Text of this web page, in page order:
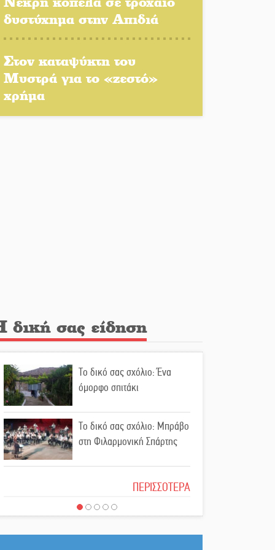
παγκόσμια Σπαρτιατόπουλα
Ζερβάκη
Εκδηλώσεις-δράσεις-
προθεσμίες στη Λακωνία
(ΣΥΝΕΧΗΣ ΑΝΑΝΕΩΣΗ)
Ποδοσφαιρικό αντάμωμα για
τους Κοκκινοραχίτες
Μάχης συνέχεια των 310 για
τη Λαϊκή Σπάρτης
Στον τελικό του
Πρωταθλήματος Ελλάδας
Beach Soccer ο Π.
Μαρτσούκος
δυστύχημα στην Απιδιά
Στον καταψύκτη του
Μυστρά για το «ζεστό»
χρήμα
δική σας είδηση
Το δικό σας σχόλιο: Ένα
όμορφο σπιτάκι
Το δικό σας σχόλιο: Μπράβο
στη Φιλαρμονική Σπάρτης
Το δικό σας σχόλιο: Σύντομη
απάντηση σε διθυράμβους
για το παλαιό Δικαστικό
ΠΕΡΙΣΣΟΤΕΡΑ